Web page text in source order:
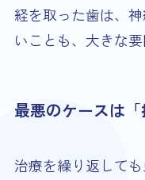
経を取った歯は、
いことも、大きな要
最悪のケースは「
治療を繰り返して